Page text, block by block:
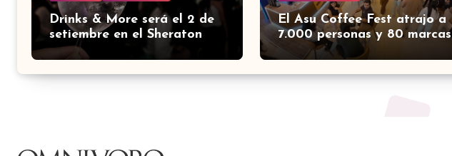
Drinks & More será el 2 de
setiembre en el Sheraton
El Asu Coffee Fest atrajo a
7.000 personas y 80 marcas